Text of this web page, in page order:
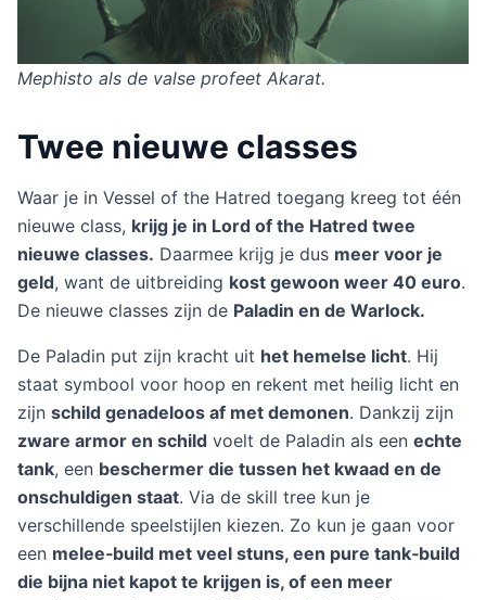
Mephisto als de valse profeet Akarat.
Twee nieuwe classes
Waar je in Vessel of the Hatred toegang kreeg tot één
nieuwe class, krijg je in Lord of the Hatred twee
nieuwe classes. Daarmee krijg je dus meer voor je
geld, want de uitbreiding kost gewoon weer 40 euro.
De nieuwe classes zijn de Paladin en de Warlock.
De Paladin put zijn kracht uit het hemelse licht. Hij
staat symbool voor hoop en rekent met heilig licht en
zijn schild genadeloos af met demonen. Dankzij zijn
zware armor en schild voelt de Paladin als een echte
tank, een beschermer die tussen het kwaad en de
onschuldigen staat. Via de skill tree kun je
verschillende speelstijlen kiezen. Zo kun je gaan voor
een melee‑build met veel stuns, een pure tank‑build
die bijna niet kapot te krijgen is, of een meer